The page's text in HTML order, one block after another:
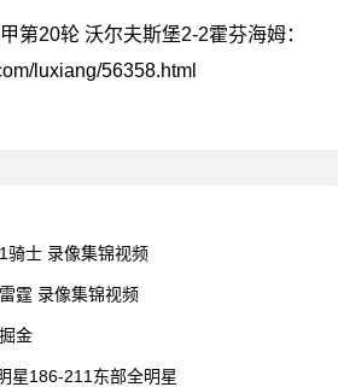
第20轮 沃尔夫斯堡2-2霍芬海姆：
luxiang/56358.html
骑士 录像集锦视频
霆 录像集锦视频
金
星186-211东部全明星